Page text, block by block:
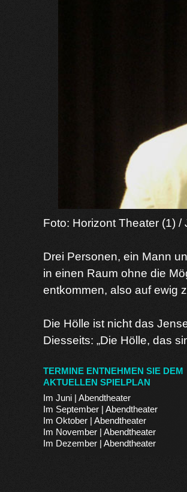
Foto: Horizont Theater (1)
Drei Personen, ein Mann
in einen Raum ohne die
entkommen, also auf ewig
Die Hölle ist nicht das
Diesseits: „Die Hölle, das